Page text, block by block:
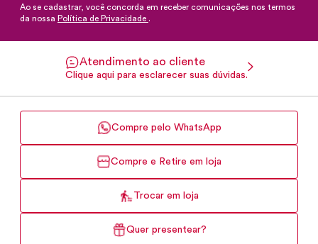
Ao se cadastrar, você concorda em receber comunicações nos termos
da nossa Política de Privacidade .
Atendimento ao cliente
Clique aqui para esclarecer suas dúvidas.
Compre pelo WhatsApp
Compre e Retire em loja
Trocar em loja
Quer presentear?